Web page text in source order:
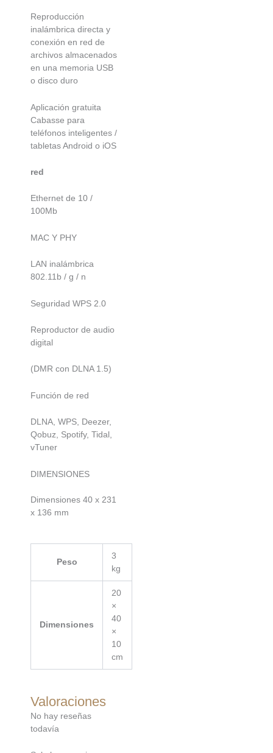
Reproducción
inalámbrica directa y
conexión en red de
archivos almacenados
en una memoria USB
o disco duro
Aplicación gratuita
Cabasse para
teléfonos inteligentes /
tabletas Android o iOS
red
Ethernet de 10 /
100Mb
MAC Y PHY
LAN inalámbrica
802.11b / g / n
Seguridad WPS 2.0
Reproductor de audio
digital
(DMR con DLNA 1.5)
Función de red
DLNA, WPS, Deezer,
Qobuz, Spotify, Tidal,
vTuner
DIMENSIONES
Dimensiones 40 x 231
x 136 mm
Peso
3
kg
Dimensiones
20
×
40
×
10
cm
Valoraciones
No hay reseñas
todavía